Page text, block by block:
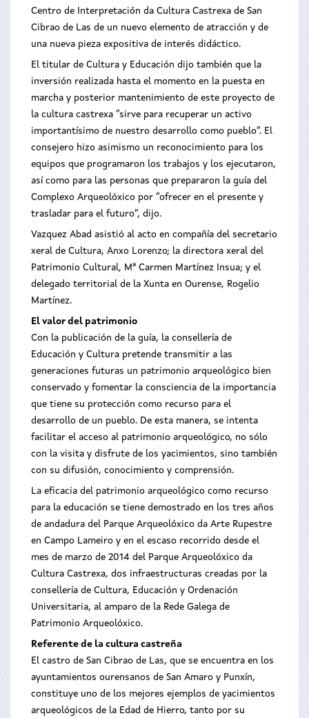
Centro de Interpretación da Cultura Castrexa de San
Cibrao de Las de un nuevo elemento de atracción y de
una nueva pieza expositiva de interés didáctico.
El titular de Cultura y Educación dijo también que la
inversión realizada hasta el momento en la puesta en
marcha y posterior mantenimiento de este proyecto de
la cultura castrexa “sirve para recuperar un activo
importantísimo de nuestro desarrollo como pueblo”. El
consejero hizo asimismo un reconocimiento para los
equipos que programaron los trabajos y los ejecutaron,
así como para las personas que prepararon la guía del
Complexo Arqueolóxico por “ofrecer en el presente y
trasladar para el futuro”, dijo.
Vazquez Abad asistió al acto en compañía del secretario
xeral de Cultura, Anxo Lorenzo; la directora xeral del
Patrimonio Cultural, Mª Carmen Martínez Insua; y el
delegado territorial de la Xunta en Ourense, Rogelio
Martínez.
El valor del patrimonio
Con la publicación de la guía, la consellería de
Educación y Cultura pretende transmitir a las
generaciones futuras un patrimonio arqueológico bien
conservado y fomentar la consciencia de la importancia
que tiene su protección como recurso para el
desarrollo de un pueblo. De esta manera, se intenta
facilitar el acceso al patrimonio arqueológico, no sólo
con la visita y disfrute de los yacimientos, sino también
con su difusión, conocimiento y comprensión.
La eficacia del patrimonio arqueológico como recurso
para la educación se tiene demostrado en los tres años
de andadura del Parque Arqueolóxico da Arte Rupestre
en Campo Lameiro y en el escaso recorrido desde el
mes de marzo de 2014 del Parque Arqueolóxico da
Cultura Castrexa, dos infraestructuras creadas por la
consellería de Cultura, Educación y Ordenación
Universitaria, al amparo de la Rede Galega de
Patrimonio Arqueolóxico.
Referente de la cultura castreña
El castro de San Cibrao de Las, que se encuentra en los
ayuntamientos ourensanos de San Amaro y Punxín,
constituye uno de los mejores ejemplos de yacimientos
arqueológicos de la Edad de Hierro, tanto por su